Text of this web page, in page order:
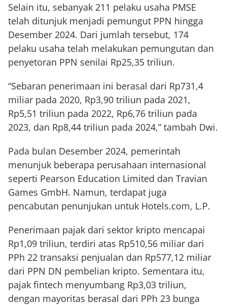
Selain itu, sebanyak 211 pelaku usaha PMSE
telah ditunjuk menjadi pemungut PPN hingga
Desember 2024. Dari jumlah tersebut, 174
pelaku usaha telah melakukan pemungutan dan
penyetoran PPN senilai Rp25,35 triliun.
“Sebaran penerimaan ini berasal dari Rp731,4
miliar pada 2020, Rp3,90 triliun pada 2021,
Rp5,51 triliun pada 2022, Rp6,76 triliun pada
2023, dan Rp8,44 triliun pada 2024,” tambah Dwi.
Pada bulan Desember 2024, pemerintah
menunjuk beberapa perusahaan internasional
seperti Pearson Education Limited dan Travian
Games GmbH. Namun, terdapat juga
pencabutan penunjukan untuk Hotels.com, L.P.
Penerimaan pajak dari sektor kripto mencapai
Rp1,09 triliun, terdiri atas Rp510,56 miliar dari
PPh 22 transaksi penjualan dan Rp577,12 miliar
dari PPN DN pembelian kripto. Sementara itu,
pajak fintech menyumbang Rp3,03 triliun,
dengan mayoritas berasal dari PPh 23 bunga